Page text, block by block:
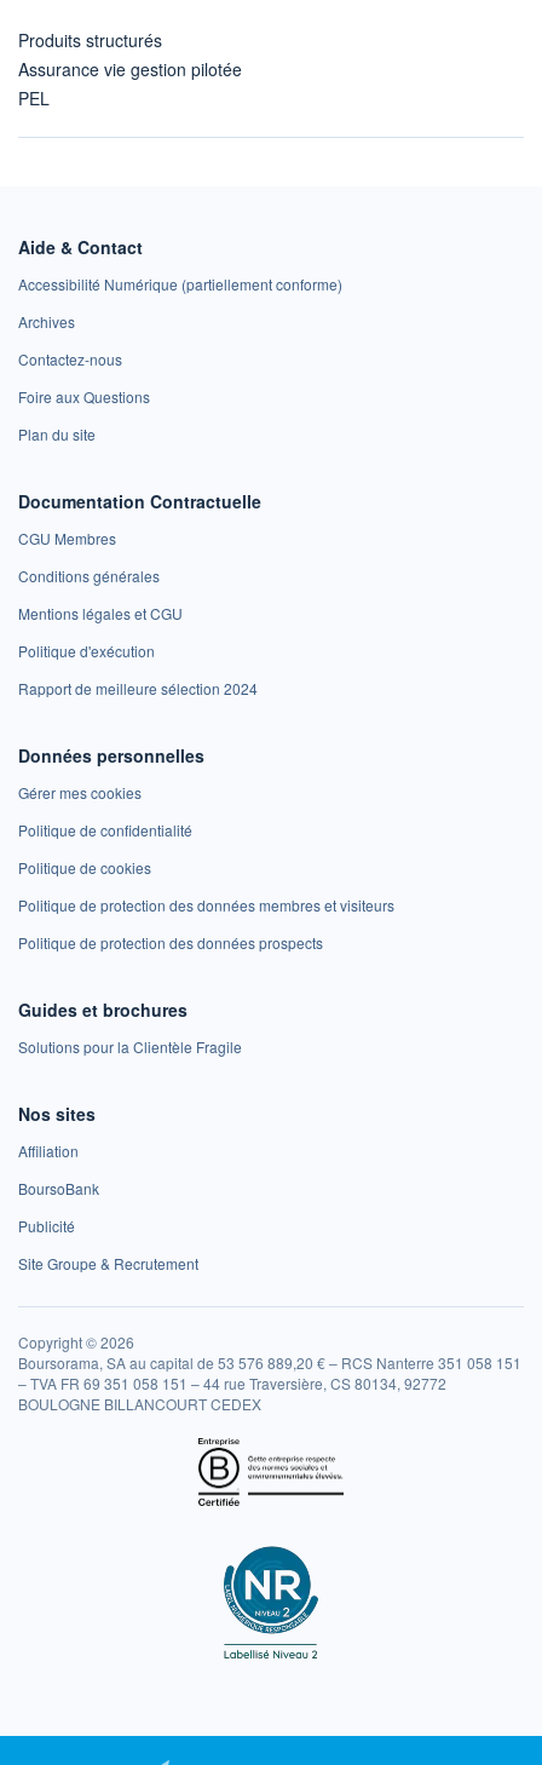
Produits structurés
Assurance vie gestion pilotée
PEL
Aide & Contact
Accessibilité Numérique (partiellement conforme)
Archives
Contactez-nous
Foire aux Questions
Plan du site
Documentation Contractuelle
CGU Membres
Conditions générales
Mentions légales et CGU
Politique d'exécution
Rapport de meilleure sélection 2024
Données personnelles
Gérer mes cookies
Politique de confidentialité
Politique de cookies
Politique de protection des données membres et visiteurs
Politique de protection des données prospects
Guides et brochures
Solutions pour la Clientèle Fragile
Nos sites
Affiliation
BoursoBank
Publicité
Site Groupe & Recrutement
Copyright © 2026
Boursorama, SA au capital de 53 576 889,20 € – RCS Nanterre 351 058 151
– TVA FR 69 351 058 151 – 44 rue Traversière, CS 80134, 92772
BOULOGNE BILLANCOURT CEDEX